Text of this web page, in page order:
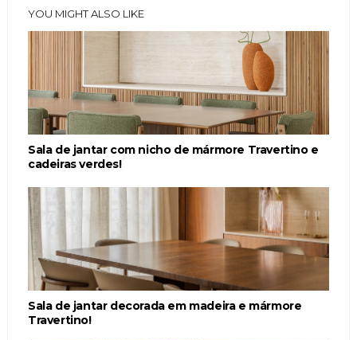
YOU MIGHT ALSO LIKE
Sala de jantar com nicho de mármore Travertino e
cadeiras verdes!
Sala de jantar decorada em madeira e mármore
Travertino!